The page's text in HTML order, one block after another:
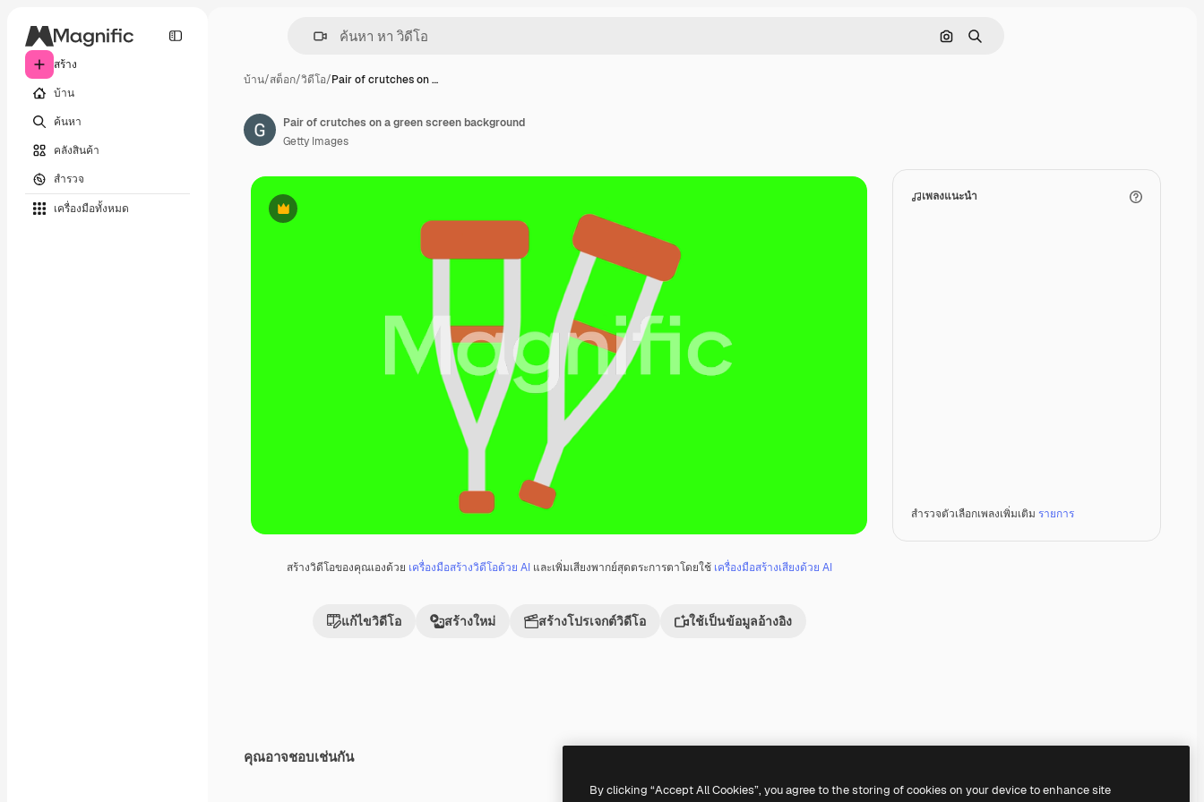
สร้าง
บ้าน
ค้นหา
คลังสินค้า
สำรวจ
เครื่องมือทั้งหมด
ค้นหาตามรูปภาพ
ค้นหา
บ้าน/สต็อก/วิดีโอ/Pair of crutches on …
พรีเมี่ยม
สร้างวิดีโอของคุณเองด้วย เครื่องมือสร้างวิดีโอด้วย AIและเพิ่มเสียงพากย์สุดตระการตาโดยใช้ เครื่องมือสร้างเสียงด้วย AI
แก้ไขวิดีโอ สร้างใหม่ สร้างโปรเจกต์วิดีโอ ใช้เป็นข้อมูลอ้างอิง
เพลงแนะนำ
สำรวจตัวเลือกเพลงเพิ่มเติม รายการ
Pair of crutches on a green screen background
Getty Images
คุณอาจชอบเช่นกัน
By clicking “Accept All Cookies”, you agree to the storing of cookies on your device to enhance site